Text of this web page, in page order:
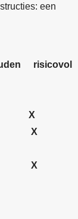
een
risicovol
X
X
X